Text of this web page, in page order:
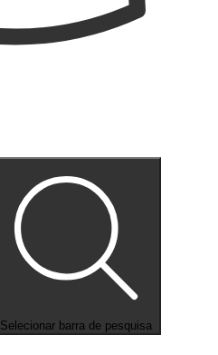
Selecionar barra de pesquisa